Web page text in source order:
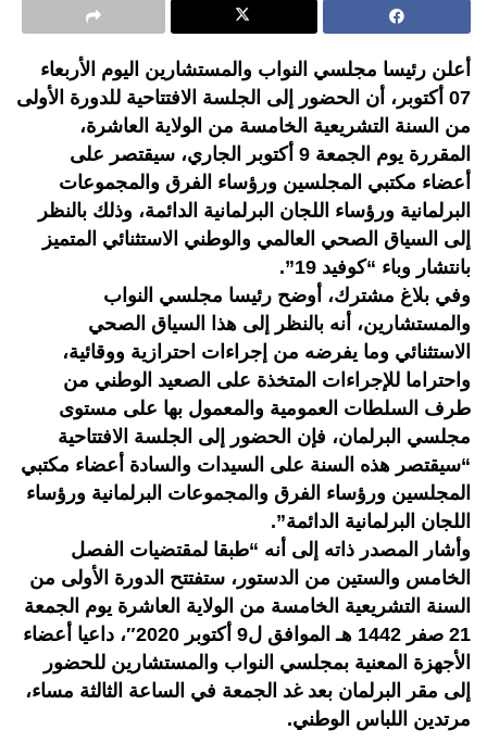
أعلن رئيسا مجلسي النواب والمستشارين اليوم الأربعاء
07 أكتوبر، أن الحضور إلى الجلسة الافتتاحية للدورة الأولى
من السنة التشريعية الخامسة من الولاية العاشرة،
المقررة يوم الجمعة 9 أكتوبر الجاري، سيقتصر على
أعضاء مكتبي المجلسين ورؤساء الفرق والمجموعات
البرلمانية ورؤساء اللجان البرلمانية الدائمة، وذلك بالنظر
إلى السياق الصحي العالمي والوطني الاستثنائي المتميز
بانتشار وباء “كوفيد 19”.
وفي بلاغ مشترك، أوضح رئيسا مجلسي النواب
والمستشارين، أنه بالنظر إلى هذا السياق الصحي
الاستثنائي وما يفرضه من إجراءات احترازية ووقائية،
واحتراما للإجراءات المتخذة على الصعيد الوطني من
طرف السلطات العمومية والمعمول بها على مستوى
مجلسي البرلمان، فإن الحضور إلى الجلسة الافتتاحية
“سيقتصر هذه السنة على السيدات والسادة أعضاء مكتبي
المجلسين ورؤساء الفرق والمجموعات البرلمانية ورؤساء
اللجان البرلمانية الدائمة”.
وأشار المصدر ذاته إلى أنه “طبقا لمقتضيات الفصل
الخامس والستين من الدستور، ستفتتح الدورة الأولى من
السنة التشريعية الخامسة من الولاية العاشرة يوم الجمعة
21 صفر 1442 هـ الموافق ل9 أكتوبر 2020″، داعيا أعضاء
الأجهزة المعنية بمجلسي النواب والمستشارين للحضور
إلى مقر البرلمان بعد غد الجمعة في الساعة الثالثة مساء،
مرتدين اللباس الوطني.